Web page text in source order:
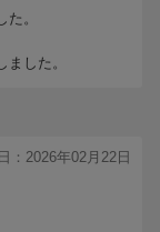
個別の法律で活
今に感謝したい
ならまだ間に合い
。
した。
：2026年02月22日